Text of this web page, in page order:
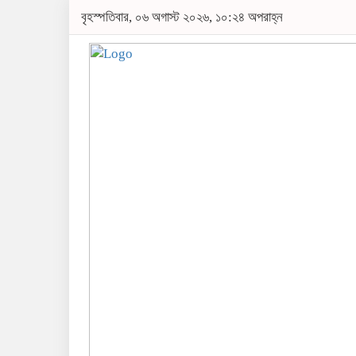
বৃহস্পতিবার, ০৬ অগাস্ট ২০২৬, ১০:২৪ অপরাহ্ন